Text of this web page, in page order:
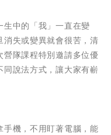
中的「我」一直在變
失或變異就會很苦，清
隊課程特別邀請多位優
說法方式，讓大家有嶄
機，不用盯著電腦，能